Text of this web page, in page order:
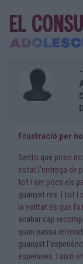
-
Frustració per
Sento que poso
estat l'entrega de
tot i ser pocs els
guanyat res. I tot i
la veritat és que
acabar cap
quan passa
guanyat
esperaves. I això